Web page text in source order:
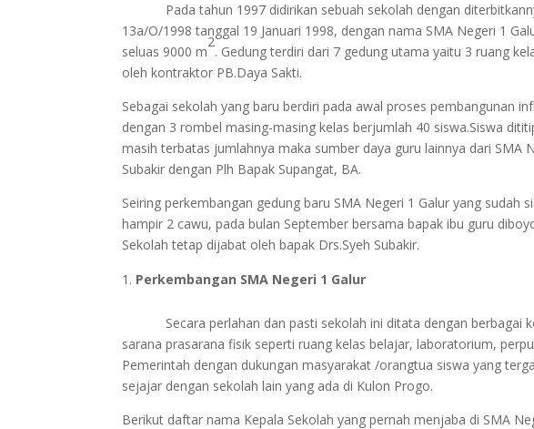
Pada tahun 1997 didirikan sebuah sekolah dengan
13a/O/1998 tanggal 19 Januari 1998, dengan nama SMA Negeri 1
seluas 9000 m
2
. Gedung terdiri dari 7 gedung utama yaitu 3 ruang
oleh kontraktor PB.Daya Sakti.
Sebagai sekolah yang baru berdiri pada awal proses pembangunan
dengan 3 rombel masing-masing kelas berjumlah 40 siswa.Siswa
masih terbatas jumlahnya maka sumber daya guru lainnya dari SMA
Subakir dengan Plh Bapak Supangat, BA.
Seiring perkembangan gedung baru SMA Negeri 1 Galur yang
hampir 2 cawu, pada bulan September bersama bapak ibu guru
Sekolah tetap dijabat oleh bapak Drs.Syeh Subakir.
Perkembangan SMA Negeri 1 Galur
Secara perlahan dan pasti sekolah ini ditata dengan
sarana prasarana fisik seperti ruang kelas belajar, laboratorium,
Pemerintah dengan dukungan masyarakat /orangtua siswa yang
sejajar dengan sekolah lain yang ada di Kulon Progo.
Berikut daftar nama Kepala Sekolah yang pernah menjaba di SMA